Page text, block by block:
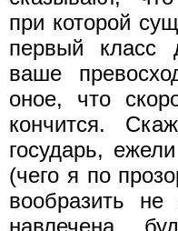
при которой
первый класс
ваше
оное, что
кончится.
государь,
(чего я по
вообразить
навлечена